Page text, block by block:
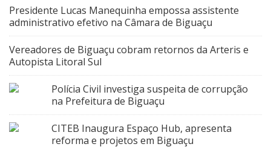
Presidente Lucas Manequinha empossa assistente
administrativo efetivo na Câmara de Biguaçu
Vereadores de Biguaçu cobram retornos da Arteris e
Autopista Litoral Sul
Polícia Civil investiga suspeita de corrupção
na Prefeitura de Biguaçu
CITEB Inaugura Espaço Hub, apresenta
reforma e projetos em Biguaçu